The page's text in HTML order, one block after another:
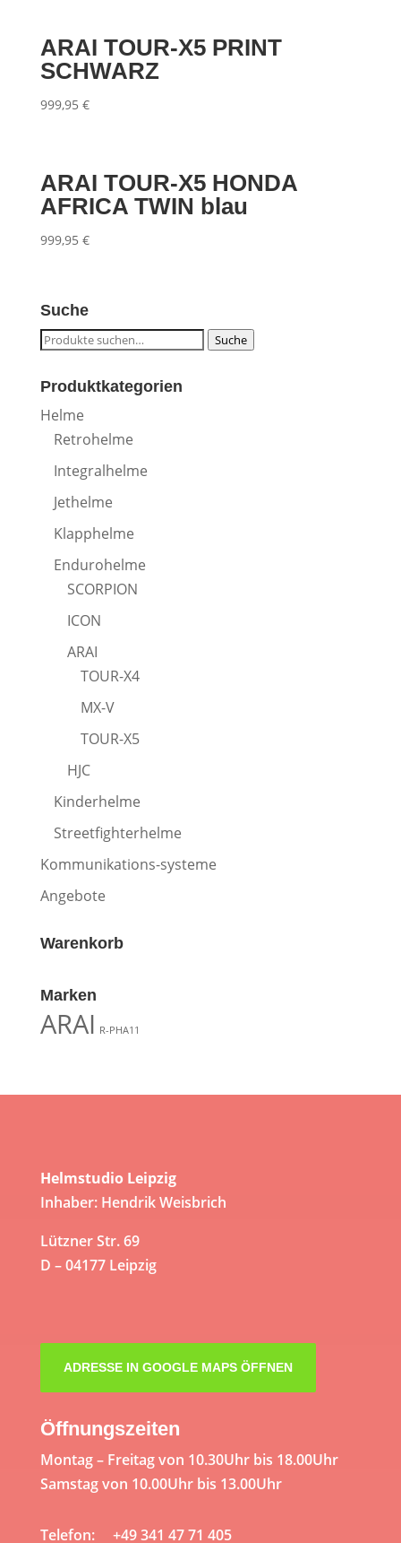
ARAI TOUR-X5 PRINT
SCHWARZ
999,95 €
ARAI TOUR-X5 HONDA
AFRICA TWIN blau
999,95 €
Suche
Suche
Suche
Produktkategorien
Helme
Retrohelme
Integralhelme
Jethelme
Klapphelme
Endurohelme
SCORPION
ICON
ARAI
TOUR-X4
MX-V
TOUR-X5
HJC
Kinderhelme
Streetfighterhelme
Kommunikations-systeme
Angebote
Warenkorb
Marken
ARAI R-PHA11
Helmstudio Leipzig
Inhaber: Hendrik Weisbrich
Lützner Str. 69
D – 04177 Leipzig
ADRESSE IN GOOGLE MAPS ÖFFNEN
Öffnungszeiten
Montag – Freitag von 10.30Uhr bis 18.00Uhr
Samstag von 10.00Uhr bis 13.00Uhr
Telefon: +49 341 47 71 405